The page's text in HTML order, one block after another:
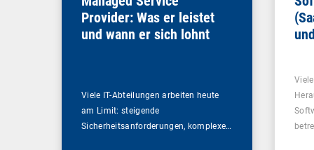
Provider: Was er leistet
und wann er sich lohnt
Viele IT-Abteilungen arbeiten heute
am Limit: steigende
Sicherheitsanforderungen, komplexe…